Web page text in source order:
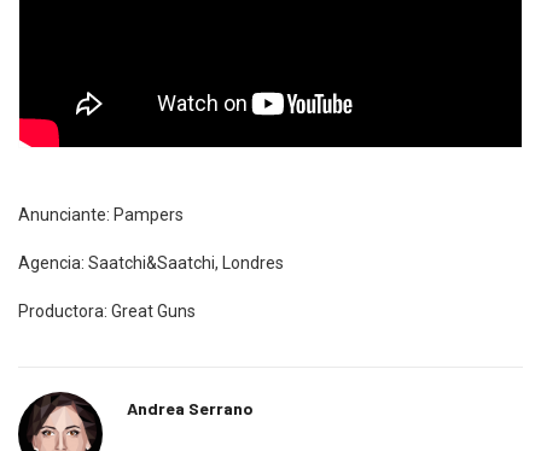
Anunciante: Pampers
Agencia: Saatchi&Saatchi, Londres
Productora: Great Guns
Andrea Serrano